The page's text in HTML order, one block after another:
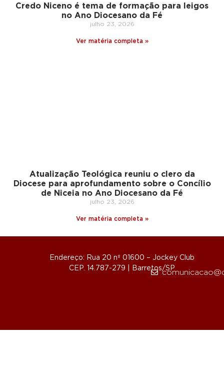
Credo Niceno é tema de formação para leigos
no Ano Diocesano da Fé
julho 23, 2026
Ver matéria completa »
Atualização Teológica reuniu o clero da
Diocese para aprofundamento sobre o Concílio
de Niceia no Ano Diocesano da Fé
julho 23, 2026
Ver matéria completa »
Endereço: Rua 20 nº 01600 – Jockey Club
CEP. 14.787-279 | Barretos/SP